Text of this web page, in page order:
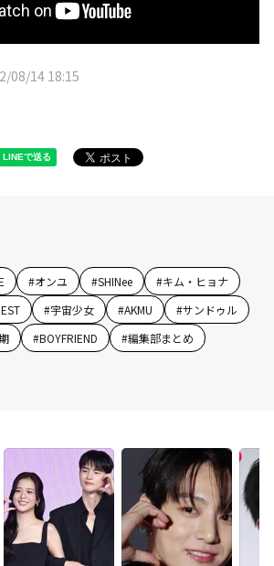
08/14 18:15
#オンユ #SHINee #キム・ヒョナ
#宇宙少女 #AKMU #サンドゥル
#BOYFRIEND #編集部まとめ